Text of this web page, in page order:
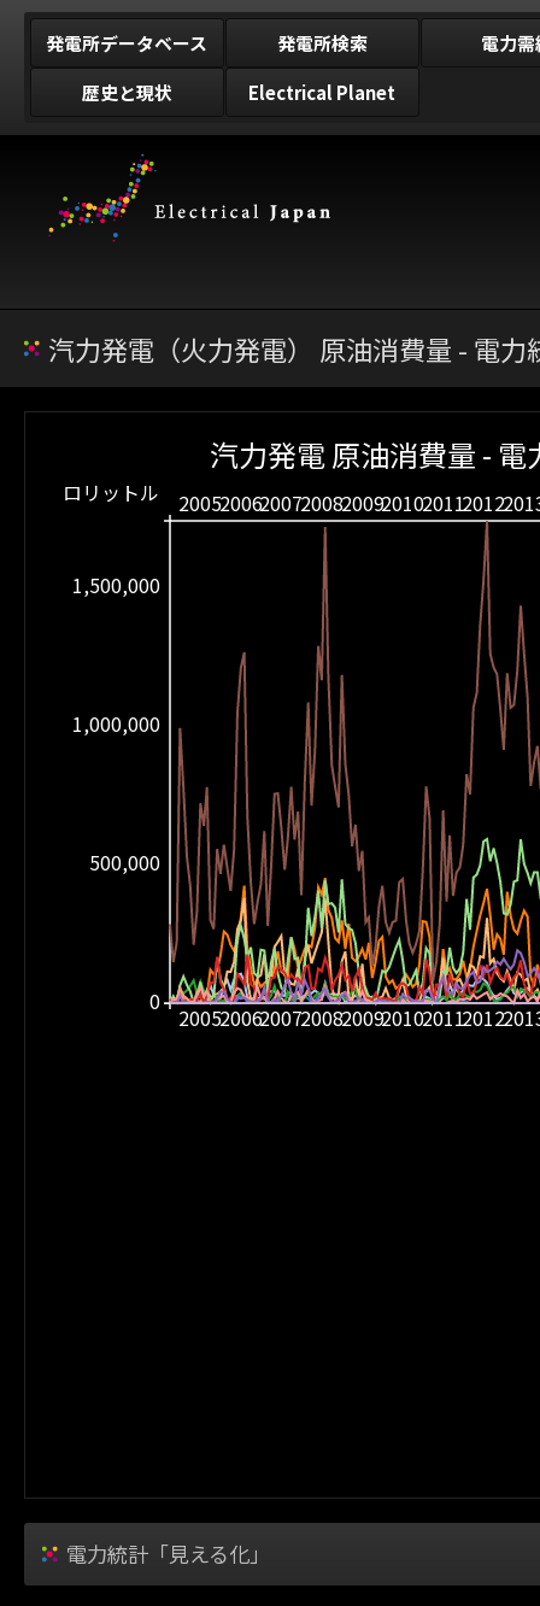
発電所データベース 発電所検索
電力需
歴史と現状
Electrical Planet
汽力発電（火力発電） 原油消費量 - 電力
20052006200720082009201020112012
20052006200720082009201020112012
0
500,000
1,000,000
1,500,000
キロリットル
汽力発電 原油消費量 - 電
電力統計「見える化」